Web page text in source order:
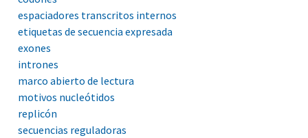
espaciadores transcritos internos
etiquetas de secuencia expresada
exones
intrones
marco abierto de lectura
motivos nucleótidos
replicón
secuencias reguladoras